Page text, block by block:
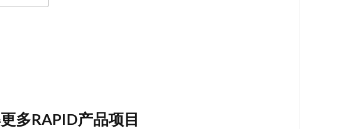
多RAPID产品项目